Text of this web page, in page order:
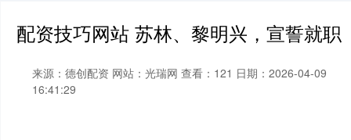
配资技巧网站 苏林、黎明兴，宣誓就职
来源：德创配资 网站：光瑞网 查看：121 日期：2026-04-09
16:41:29